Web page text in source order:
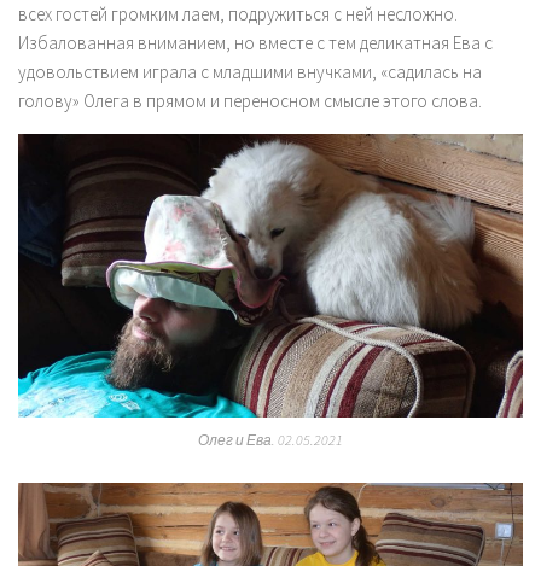
всех гостей громким лаем, подружиться с ней несложно.
Избалованная вниманием, но вместе с тем деликатная Ева с
удовольствием играла с младшими внучками, «садилась на
голову» Олега в прямом и переносном смысле этого слова.
Олег и Ева. 02.05.2021